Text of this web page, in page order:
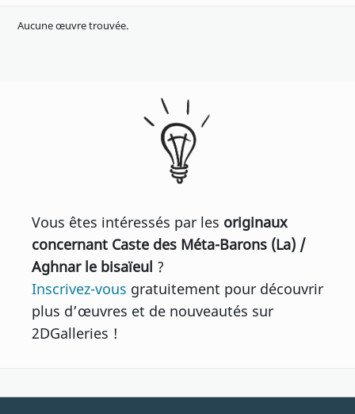
Aucune œuvre trouvée.
Vous êtes intéressés par les originaux
concernant Caste des Méta-Barons (La) /
Aghnar le bisaïeul ?
Inscrivez-vous gratuitement pour découvrir
plus d’œuvres et de nouveautés sur
2DGalleries !